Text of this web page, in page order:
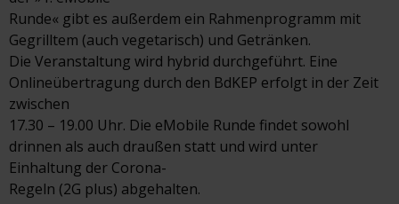
Runde« gibt es außerdem ein Rahmenprogramm mit
Gegrilltem (auch vegetarisch) und Getränken.
Die Veranstaltung wird hybrid durchgeführt. Eine
Onlineübertragung durch den BdKEP erfolgt in der Zeit
zwischen
17.30 – 19.00 Uhr. Die eMobile Runde findet sowohl
drinnen als auch draußen statt und wird unter
Einhaltung der Corona-
Regeln (2G plus) abgehalten.